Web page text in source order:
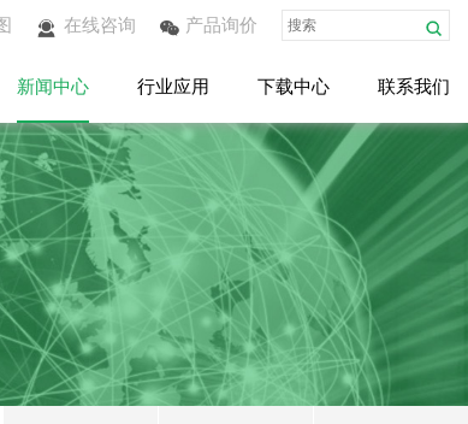
新闻中心 行业应用 下载中心 联系我们
在线咨询 产品询价